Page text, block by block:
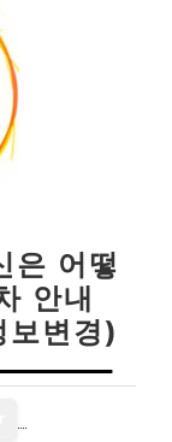
은 어떻
안내
변경)